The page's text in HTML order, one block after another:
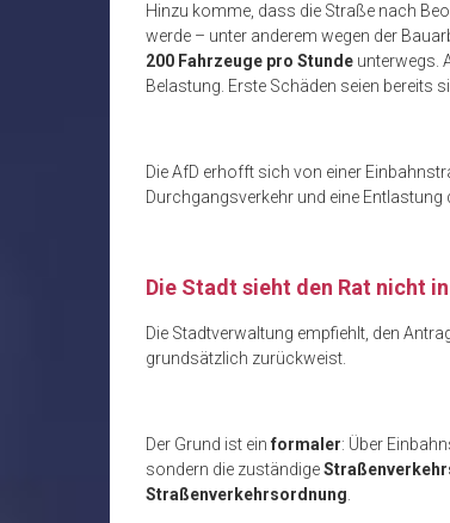
Hinzu komme, dass die Straße nach
werde – unter anderem wegen der
200 Fahrzeuge pro Stunde unterwegs.
Belastung. Erste Schäden seien bereits
Die AfD erhofft sich von einer
Durchgangsverkehr und eine Entlastung
Die Stadt sieht den Rat nicht
Die Stadtverwaltung empfiehlt, den
grundsätzlich zurückweist.
Der Grund ist ein formaler: Über
sondern die zuständige
Straßenverkehrsordnung